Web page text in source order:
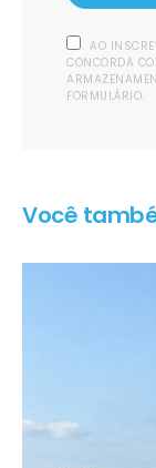
AO
CONCORDA
FORMULÁRIO.
Você